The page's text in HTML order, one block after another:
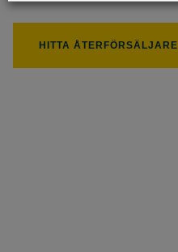
HITTA ÅTERFÖRSÄLJARE